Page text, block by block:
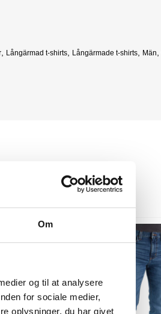
Om
og til at analysere
for sociale medier,
oplysninger, du har givet
Långärmad t-shirts Långärmade t-shirts Män